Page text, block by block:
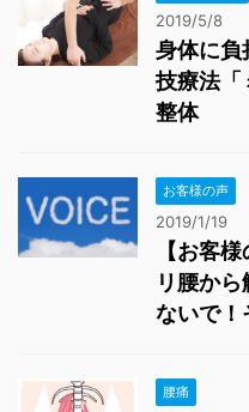
2019/5/8
身体に負
技療法「
整体
お客様の声
2019/1/19
【お客
リ腰か
ないで！
腰痛